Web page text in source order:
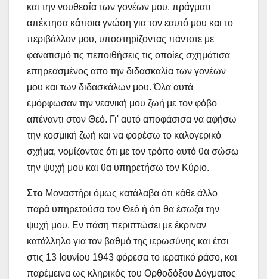
και την νουθεσία των γονέων μου, πράγματι
απέκτησα κάποια γνώση για τον εαυτό μου και το
περιβάλλον μου, υποστηρίζοντας πάντοτε με
φανατισμό τις πεποιθήσεις τις οποίες σχημάτισα
επηρεασμένος απο την διδασκαλία των γονέων
μου και των διδασκάλων μου. Όλα αυτά
εμόρφωσαν την νεανική μου ζωή με τον φόβο
απέναντι στον Θεό. Γι' αυτό αποφάσισα να αφήσω
την κοσμική ζωή και να φορέσω το καλογερικό
σχήμα, νομίζοντας ότι με τον τρόπο αυτό θα σώσω
την ψυχή μου και θα υπηρετήσω τον Κύριο.
Στο Μοναστήρι όμως κατάλαβα ότι κάθε άλλο
παρά υπηρετούσα τον Θεό ή ότι θα έσωζα την
ψυχή μου. Εν πάση περιπτώσει με έκριναν
κατάλληλο για τον βαθμό της ιερωσύνης και έτσι
στις 13 Ιουνίου 1943 φόρεσα το ιερατικό ράσο, και
παρέμεινα ως κληρικός του Ορθοδόξου Δόγματος